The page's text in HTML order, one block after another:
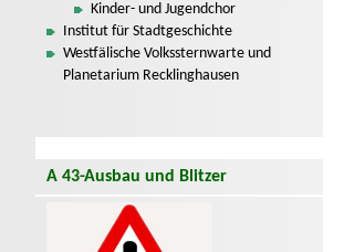
Kinder- und Jugendchor
Institut für Stadtgeschichte
Westfälische Volkssternwarte und
Planetarium Recklinghausen
A 43-Ausbau und Blitzer